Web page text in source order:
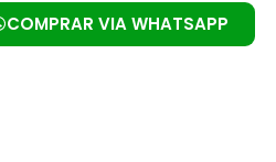
COMPRAR VIA WHATSAPP